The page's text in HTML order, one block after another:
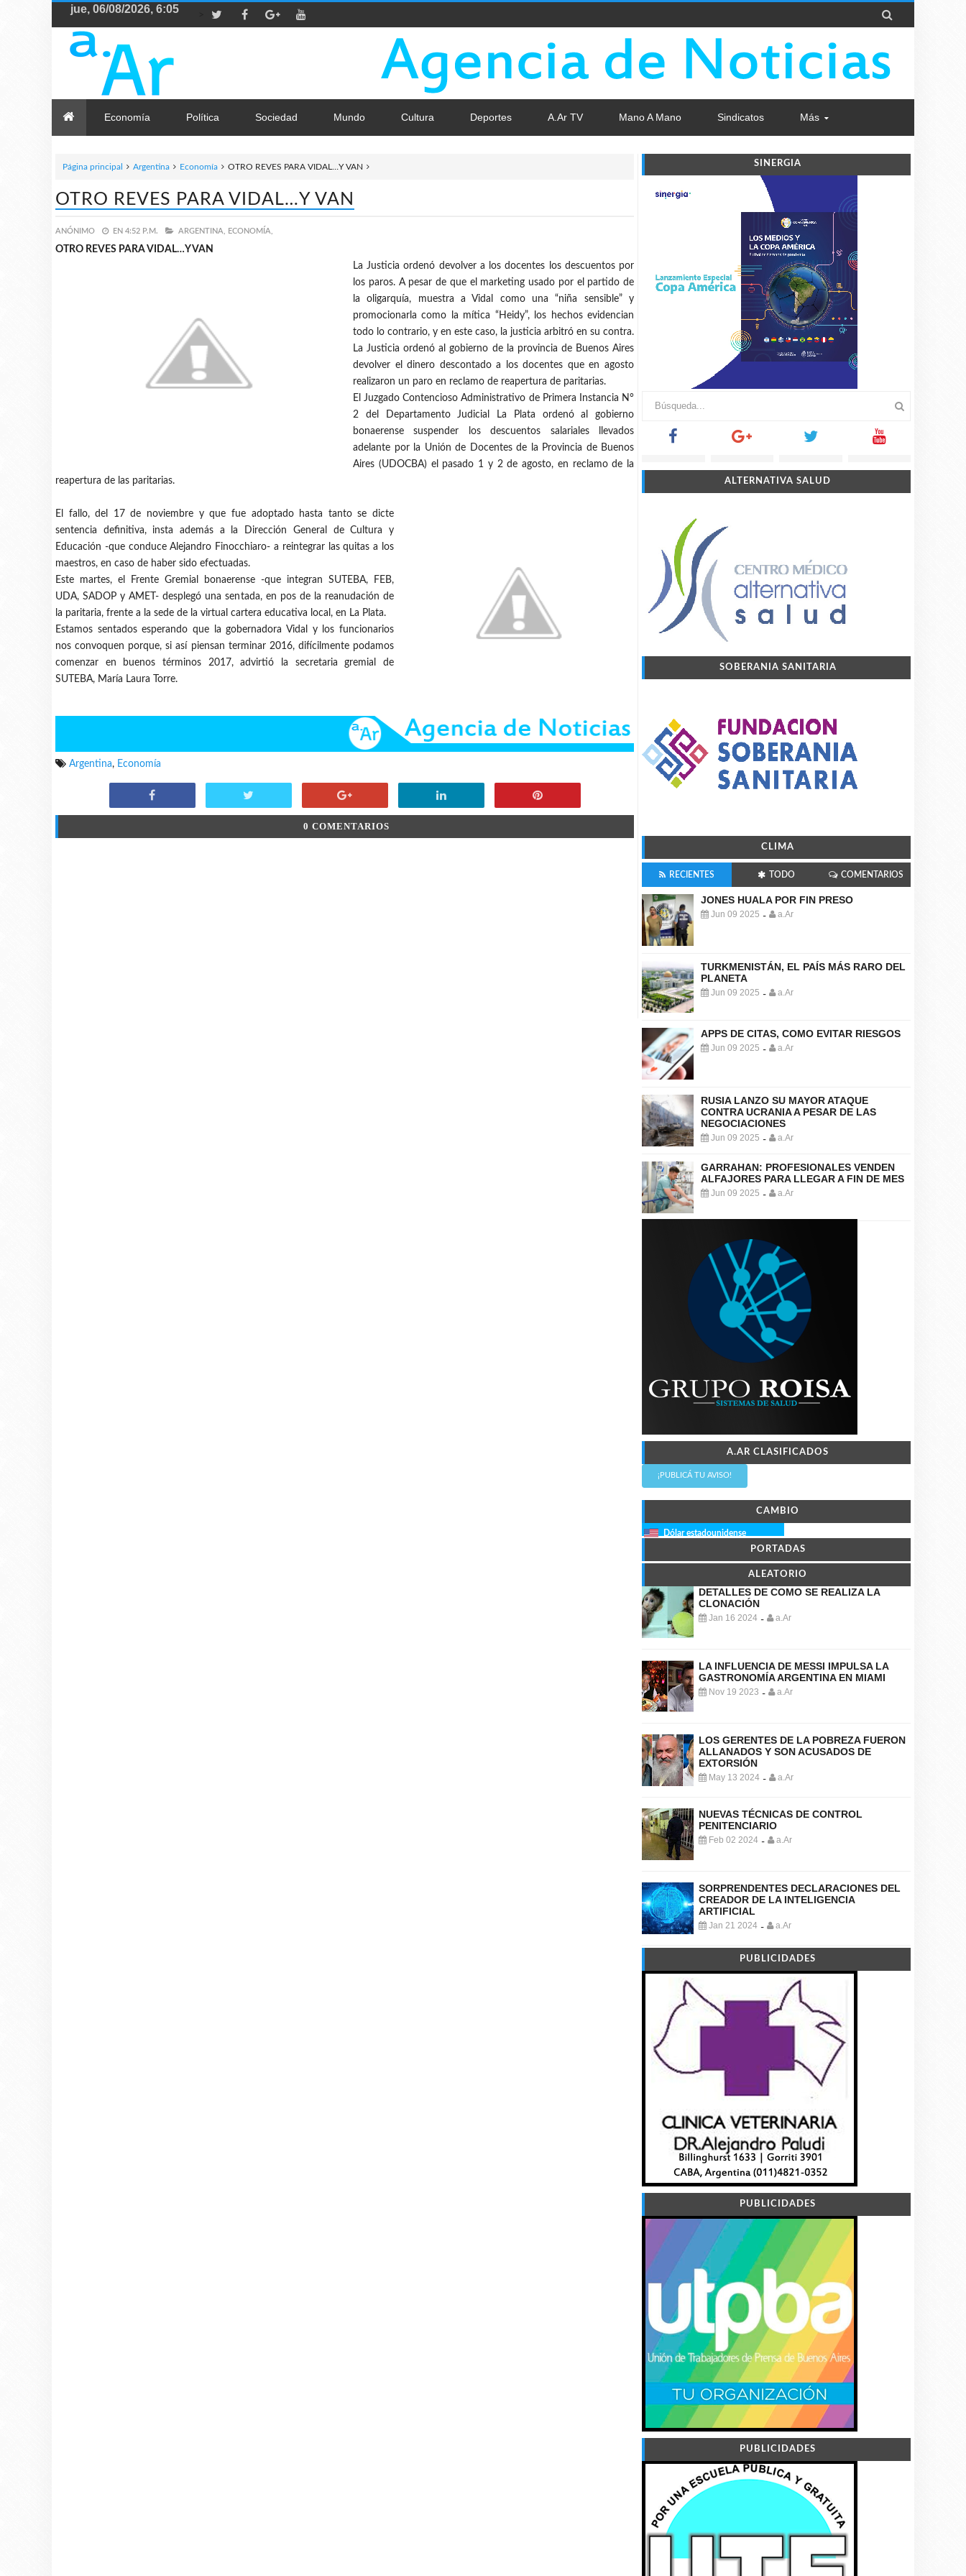

Economía Política Sociedad Mundo Cultura Deportes A.Ar TV Mano A Mano Sindicatos Más
Página principal Argentina Economía OTRO REVES PARA VIDAL…Y VAN
OTRO REVES PARA VIDAL…Y VAN
ANÓNIMO EN 4:52 P.M. ARGENTINA, ECONOMÍA,
OTRO REVES PARA VIDAL…Y VAN
La Justicia ordenó devolver a los docentes los descuentos por
los paros. A pesar de que el marketing usado por el partido de
la oligarquía, muestra a Vidal como una “niña sensible” y
promocionarla como la mítica “Heidy”, los hechos evidencian
todo lo contrario, y en este caso, la justicia arbitró en su contra.
La Justicia ordenó al gobierno de la provincia de Buenos Aires
devolver el dinero descontado a los docentes que en agosto
realizaron un paro en reclamo de reapertura de paritarias.
El Juzgado Contencioso Administrativo de Primera Instancia N°
2 del Departamento Judicial La Plata ordenó al gobierno
bonaerense suspender los descuentos salariales llevados
adelante por la Unión de Docentes de la Provincia de Buenos
Aires (UDOCBA) el pasado 1 y 2 de agosto, en reclamo de la
reapertura de las paritarias.
El fallo, del 17 de noviembre y que fue adoptado hasta tanto se dicte
sentencia definitiva, insta además a la Dirección General de Cultura y
Educación -que conduce Alejandro Finocchiaro- a reintegrar las quitas a los
maestros, en caso de haber sido efectuadas.
Este martes, el Frente Gremial bonaerense -que integran SUTEBA, FEB,
UDA, SADOP y AMET- desplegó una sentada, en pos de la reanudación de
la paritaria, frente a la sede de la virtual cartera educativa local, en La Plata.
Estamos sentados esperando que la gobernadora Vidal y los funcionarios
nos convoquen porque, si así piensan terminar 2016, difícilmente podamos
comenzar en buenos términos 2017, advirtió la secretaria gremial de
SUTEBA, María Laura Torre.
Argentina, Economía
0 COMENTARIOS
SINERGIA
ALTERNATIVA SALUD
SOBERANIA SANITARIA
CLIMA
RECIENTES TODO COMENTARIOS
JONES HUALA POR FIN PRESO
Jun 09 2025 - a.Ar
TURKMENISTÁN, EL PAÍS MÁS RARO DEL
PLANETA
Jun 09 2025 - a.Ar
APPS DE CITAS, COMO EVITAR RIESGOS
Jun 09 2025 - a.Ar
RUSIA LANZO SU MAYOR ATAQUE
CONTRA UCRANIA A PESAR DE LAS
NEGOCIACIONES
Jun 09 2025 - a.Ar
GARRAHAN: PROFESIONALES VENDEN
ALFAJORES PARA LLEGAR A FIN DE MES
Jun 09 2025 - a.Ar
A.AR CLASIFICADOS
¡PUBLICÁ TU AVISO!
CAMBIO
Dólar estadounidense
PORTADAS
ALEATORIO
DETALLES DE COMO SE REALIZA LA
CLONACIÓN
Jan 16 2024 - a.Ar
LA INFLUENCIA DE MESSI IMPULSA LA
GASTRONOMÍA ARGENTINA EN MIAMI
Nov 19 2023 - a.Ar
LOS GERENTES DE LA POBREZA FUERON
ALLANADOS Y SON ACUSADOS DE
EXTORSIÓN
May 13 2024 - a.Ar
NUEVAS TÉCNICAS DE CONTROL
PENITENCIARIO
Feb 02 2024 - a.Ar
SORPRENDENTES DECLARACIONES DEL
CREADOR DE LA INTELIGENCIA
ARTIFICIAL
Jan 21 2024 - a.Ar
PUBLICIDADES
PUBLICIDADES
PUBLICIDADES